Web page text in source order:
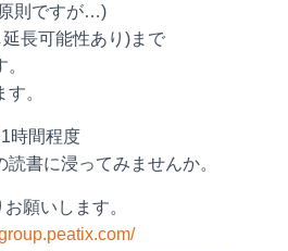
則ですが…)
長可能性あり)まで
。
時間程度
書に浸ってみませんか。
願いします。